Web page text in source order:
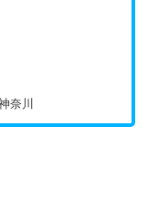
奈川